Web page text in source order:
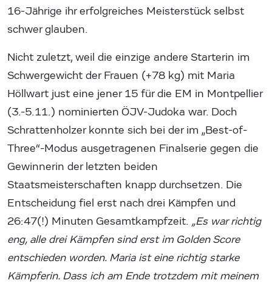
16-Jährige ihr erfolgreiches Meisterstück selbst
schwer glauben.
Nicht zuletzt, weil die einzige andere Starterin im
Schwergewicht der Frauen (+78 kg) mit Maria
Höllwart just eine jener 15 für die EM in Montpellier
(3.-5.11.) nominierten ÖJV-Judoka war. Doch
Schrattenholzer konnte sich bei der im „Best-of-
Three“-Modus ausgetragenen Finalserie gegen die
Gewinnerin der letzten beiden
Staatsmeisterschaften knapp durchsetzen. Die
Entscheidung fiel erst nach drei Kämpfen und
26:47(!) Minuten Gesamtkampfzeit. „Es war richtig
eng, alle drei Kämpfen sind erst im Golden Score
entschieden worden. Maria ist eine richtig starke
Kämpferin. Dass ich am Ende trotzdem mit meinem